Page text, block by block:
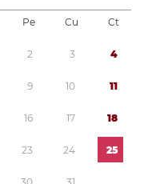
Pe Cu Ct
2 3 4
9 10 11
16 17 18
23 24 25